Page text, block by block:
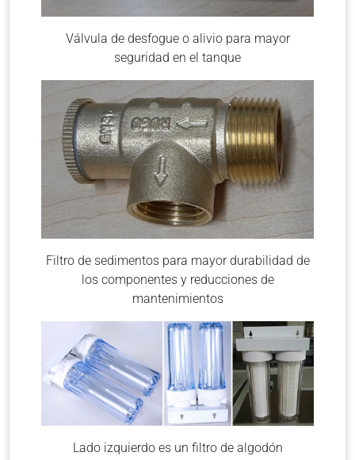
Válvula de desfogue o alivio para mayor
seguridad en el tanque
Filtro de sedimentos para mayor durabilidad de
los componentes y reducciones de
mantenimientos
Lado izquierdo es un filtro de algodón